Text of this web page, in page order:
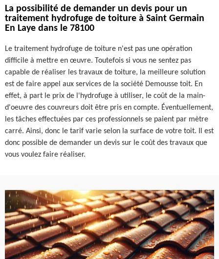
La possibilité de demander un devis pour un
traitement hydrofuge de toiture à Saint Germain
En Laye dans le 78100
Le traitement hydrofuge de toiture n'est pas une opération
difficile à mettre en œuvre. Toutefois si vous ne sentez pas
capable de réaliser les travaux de toiture, la meilleure solution
est de faire appel aux services de la société Demousse toit. En
effet, à part le prix de l'hydrofuge à utiliser, le coût de la main-
d'oeuvre des couvreurs doit être pris en compte. Éventuellement,
les tâches effectuées par ces professionnels se paient par mètre
carré. Ainsi, donc le tarif varie selon la surface de votre toit. Il est
donc possible de demander un devis sur le coût des travaux que
vous voulez faire réaliser.